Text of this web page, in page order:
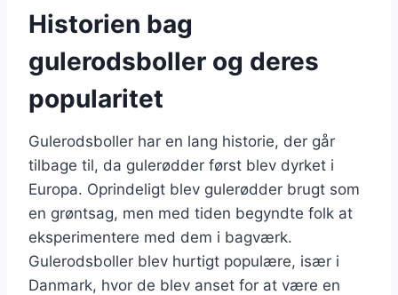
Historien bag
gulerodsboller og deres
popularitet
Gulerodsboller har en lang historie, der går
tilbage til, da gulerødder først blev dyrket i
Europa. Oprindeligt blev gulerødder brugt som
en grøntsag, men med tiden begyndte folk at
eksperimentere med dem i bagværk.
Gulerodsboller blev hurtigt populære, især i
Danmark, hvor de blev anset for at være en